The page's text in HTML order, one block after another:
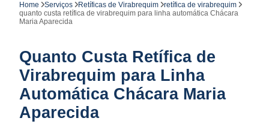
Home Serviços Retíficas de Virabrequim
retífica de virabrequim
quanto custa retífica de virabrequim para linha automática Chácara
Maria Aparecida
Quanto Custa Retífica de
Virabrequim para Linha
Automática Chácara Maria
Aparecida